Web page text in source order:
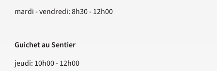
mardi - vendredi: 8h30 - 12h00
Guichet au Sentier
jeudi: 10h00 - 12h00